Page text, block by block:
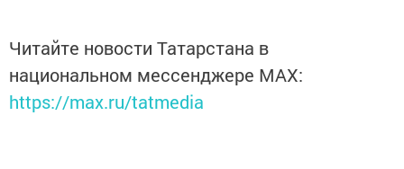
Читайте новости Татарстана в
национальном мессенджере MАХ:
https://max.ru/tatmedia